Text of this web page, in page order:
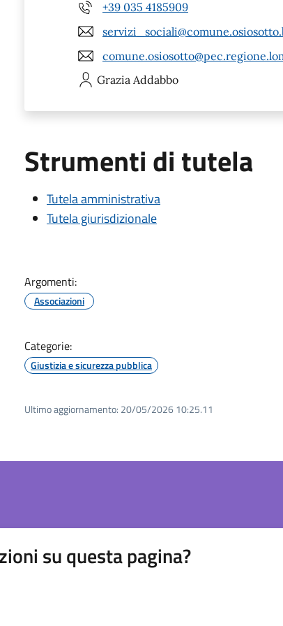
+39 035 4185909
Grazia Addabbo
Strumenti di tutela
Tutela amministrativa
Tutela giurisdizionale
Argomenti:
Associazioni
Categorie:
Giustizia e sicurezza pubblica
Ultimo aggiornamento: 20/05/2026 10:25.11
su questa pagina?